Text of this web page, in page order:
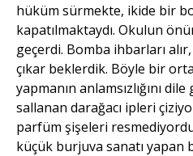
hüküm sürmekte, ikide bir
kapatılmaktaydı. Okulun
geçerdi. Bomba ihbarları
çıkar beklerdik. Böyle bir
yapmanın anlamsızlığını
sallanan darağacı ipleri
parfüm şişeleri
küçük burjuva sanatı yapan